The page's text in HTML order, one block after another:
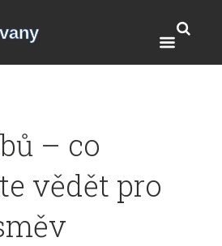
– co
vědět pro